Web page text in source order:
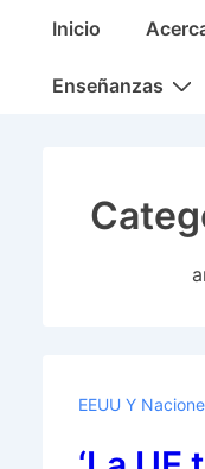
MainInicio
Enseñanzas
EEUU Y